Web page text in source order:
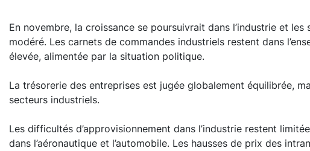
En novembre, la croissance se poursuivrait dans l’industrie et
modéré. Les carnets de commandes industriels restent dans
élevée, alimentée par la situation politique.
La trésorerie des entreprises est jugée globalement équilibrée,
secteurs industriels.
Les difficultés d’approvisionnement dans l’industrie restent
dans l’aéronautique et l’automobile. Les hausses de prix des